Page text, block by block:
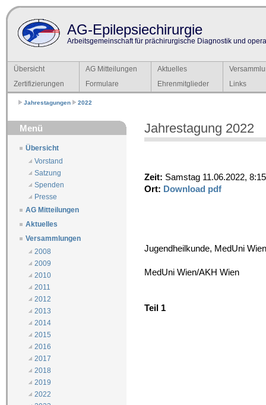
AG-Epilepsiechirurgie
Arbeitsgemeinschaft für prächirurgische Diagnostik und
Übersicht AG Mitteilungen Aktuelles
Zertifizierungen
Formulare Ehrenmitglieder Links
Jahrestagungen 2022
Menü
Übersicht
Vorstand
Satzung
Spenden
Presse
AG Mitteilungen
Aktuelles
Versammlungen
2008
2009
2010
2011
2012
2013
2014
2015
2016
2017
2018
2019
2022
Jahrestagung 2022
Zeit: Samstag 11.06.2022,
Ort: Download pdf
Jugendheilkunde, MedUni
MedUni Wien/AKH Wien
Teil 1